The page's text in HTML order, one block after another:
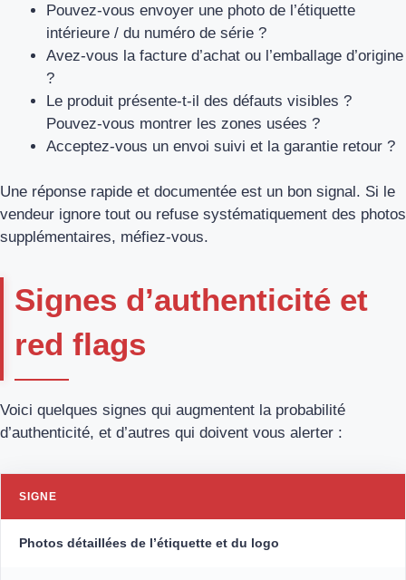
Pouvez‑vous envoyer une photo de l’étiquette
intérieure / du numéro de série ?
Avez‑vous la facture d’achat ou l’emballage d’origine
?
Le produit présente‑t‑il des défauts visibles ?
Pouvez‑vous montrer les zones usées ?
Acceptez‑vous un envoi suivi et la garantie retour ?
Une réponse rapide et documentée est un bon signal. Si le
vendeur ignore tout ou refuse systématiquement des photos
supplémentaires, méfiez‑vous.
Signes d’authenticité et
red flags
Voici quelques signes qui augmentent la probabilité
d’authenticité, et d’autres qui doivent vous alerter :
SIGNE
Photos détaillées de l’étiquette et du logo